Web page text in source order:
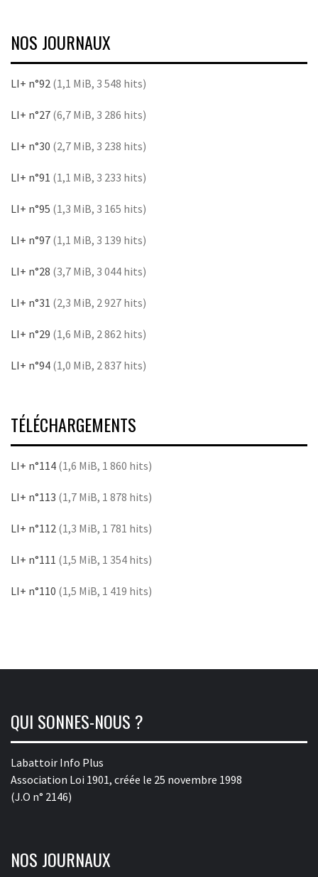
NOS JOURNAUX
LI+ n°92 (1,1 MiB, 3 548 hits)
LI+ n°27 (6,7 MiB, 3 286 hits)
LI+ n°30 (2,7 MiB, 3 238 hits)
LI+ n°91 (1,1 MiB, 3 233 hits)
LI+ n°95 (1,3 MiB, 3 165 hits)
LI+ n°97 (1,1 MiB, 3 139 hits)
LI+ n°28 (3,7 MiB, 3 044 hits)
LI+ n°31 (2,3 MiB, 2 927 hits)
LI+ n°29 (1,6 MiB, 2 862 hits)
LI+ n°94 (1,0 MiB, 2 837 hits)
TÉLÉCHARGEMENTS
LI+ n°114 (1,6 MiB, 1 860 hits)
LI+ n°113 (1,7 MiB, 1 878 hits)
LI+ n°112 (1,3 MiB, 1 781 hits)
LI+ n°111 (1,5 MiB, 1 354 hits)
LI+ n°110 (1,5 MiB, 1 419 hits)
QUI SONNES-NOUS ?
Labattoir Info Plus
Association Loi 1901, créée le 25 novembre 1998
(J.O n° 2146)
NOS JOURNAUX